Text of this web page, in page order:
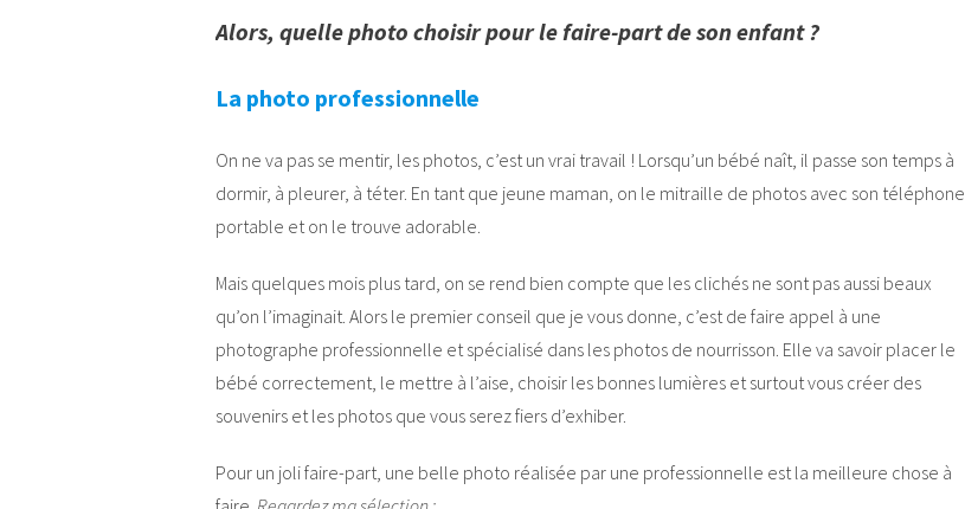
Alors, quelle photo choisir pour le faire-part de son enfant ?
La photo professionnelle
On ne va pas se mentir, les photos, c’est un vrai travail ! Lorsqu’un bébé naît, il passe son temps à
dormir, à pleurer, à téter. En tant que jeune maman, on le mitraille de photos avec son téléphone
portable et on le trouve adorable.
Mais quelques mois plus tard, on se rend bien compte que les clichés ne sont pas aussi beaux
qu’on l’imaginait. Alors le premier conseil que je vous donne, c’est de faire appel à une
photographe professionnelle et spécialisé dans les photos de nourrisson. Elle va savoir placer le
bébé correctement, le mettre à l’aise, choisir les bonnes lumières et surtout vous créer des
souvenirs et les photos que vous serez fiers d’exhiber.
Pour un joli faire-part, une belle photo réalisée par une professionnelle est la meilleure chose à